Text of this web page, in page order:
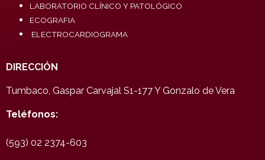
LABORATORIO CLÍNICO Y PATOLÓGICO
ECOGRAFIA
ELECTROCARDIOGRAMA
DIRECCIÓN
Tumbaco, Gaspar Carvajal S1-177 Y Gonzalo de Vera
Teléfonos:
(593) 02 2374-603